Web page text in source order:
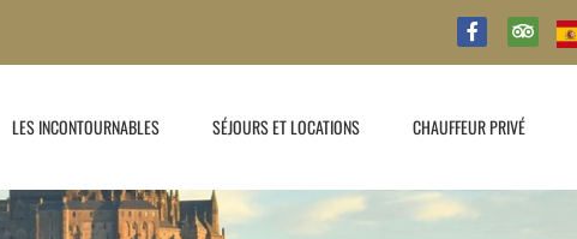
LES INCONTOURNABLES SÉJOURS ET LOCATIONS CHAUFFEUR PRIVÉ